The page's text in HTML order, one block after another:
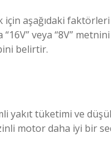
için aşağıdaki
veya “8V” metnini
belirtir.
yakıt tüketimi ve
motor daha iyi bir